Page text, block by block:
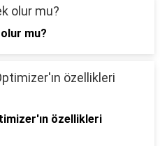
mu?
özellikleri